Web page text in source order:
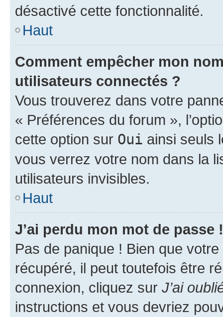
désactivé cette fonctionnalité.
Haut
Comment empêcher mon
utilisateurs connectés ?
Vous trouverez dans votre
« Préférences du forum »,
cette option sur Oui ainsi seuls
vous verrez votre nom dans la
utilisateurs invisibles.
Haut
J’ai perdu mon mot de passe !
Pas de panique ! Bien que
récupéré, il peut toutefois être
connexion, cliquez sur J’ai
instructions et vous devriez